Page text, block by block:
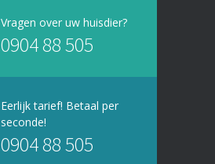
Vragen over uw huisdier?
0904 88 505
Eerlijk tarief! Betaal per
seconde!
0904 88 505